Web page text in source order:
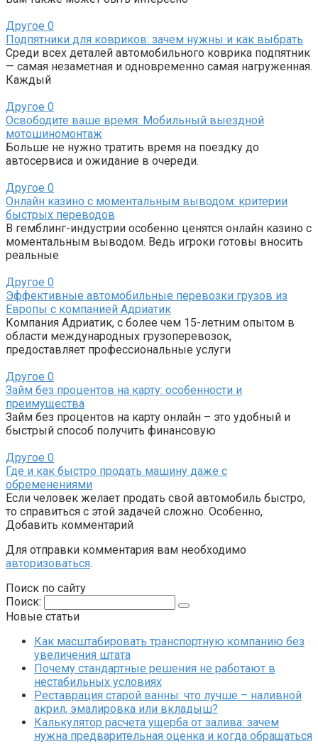
Другое 0
Подпятники для ковриков: зачем нужны и как выбрать
Среди всех деталей автомобильного коврика подпятник
— самая незаметная и одновременно самая нагруженная.
Каждый
Другое 0
Освободите ваше время: Мобильный выездной
мотошиномонтаж
Больше не нужно тратить время на поездку до
автосервиса и ожидание в очереди.
Другое 0
Онлайн казино с моментальным выводом: критерии
быстрых переводов
В гемблинг-индустрии особенно ценятся онлайн казино с
моментальным выводом. Ведь игроки готовы вносить
реальные
Другое 0
Эффективные автомобильные перевозки грузов из
Европы с компанией Адриатик
Компания Адриатик, с более чем 15-летним опытом в
области международных грузоперевозок,
предоставляет профессиональные услуги
Другое 0
Займ без процентов на карту: особенности и
преимущества
Займ без процентов на карту онлайн – это удобный и
быстрый способ получить финансовую
Другое 0
Где и как быстро продать машину даже с
обременениями
Если человек желает продать свой автомобиль быстро,
то справиться с этой задачей сложно. Особенно,
Добавить комментарий
Для отправки комментария вам необходимо
авторизоваться.
Поиск по сайту
Поиск:
Новые статьи
Как масштабировать транспортную компанию без
увеличения штата
Почему стандартные решения не работают в
нестабильных условиях
Реставрация старой ванны: что лучше – наливной
акрил, эмалировка или вкладыш?
Калькулятор расчета ущерба от залива: зачем
нужна предварительная оценка и когда обращаться